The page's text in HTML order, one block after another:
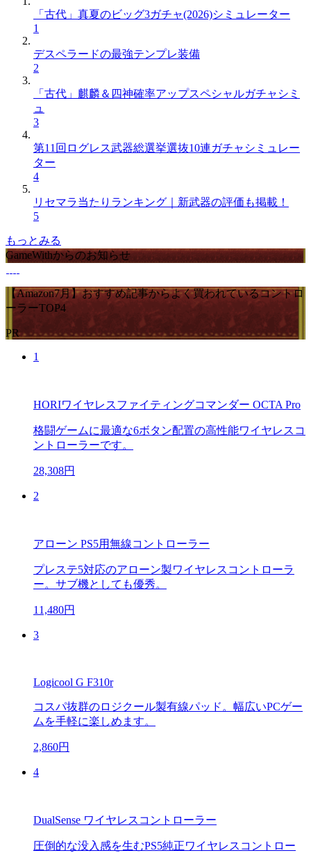
「古代」真夏のビッグ3ガチャ(2026)シミュレーター
1
デスペラードの最強テンプレ装備
2
「古代」麒麟＆四神確率アップスペシャルガチャシミ
ュ
3
第11回ログレス武器総選挙選抜10連ガチャシミュレー
ター
4
リセマラ当たりランキング｜新武器の評価も掲載！
5
もっとみる
GameWithからのお知らせ
【Amazon7月】おすすめ記事からよく買われているコントロ
ーラーTOP4
PR
1
HORIワイヤレスファイティングコマンダー OCTA Pro
格闘ゲームに最適な6ボタン配置の高性能ワイヤレスコ
ントローラーです。
28,308円
2
アローン PS5用無線コントローラー
プレステ5対応のアローン製ワイヤレスコントローラ
ー。サブ機としても優秀。
11,480円
3
Logicool G F310r
コスパ抜群のロジクール製有線パッド。幅広いPCゲー
ムを手軽に楽しめます。
2,860円
4
DualSense ワイヤレスコントローラー
圧倒的な没入感を生むPS5純正ワイヤレスコントロー